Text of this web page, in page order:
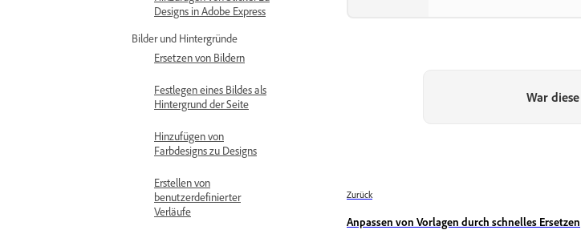
Designs in Adobe Express
Bilder und Hintergründe
Ersetzen von Bildern
Festlegen eines Bildes als
Hintergrund der Seite
Hinzufügen von
Farbdesigns zu Designs
Erstellen von
benutzerdefinierter
Verläufe
War
Zurück
Anpassen von Vorlagen durch schnelles Ersetzen